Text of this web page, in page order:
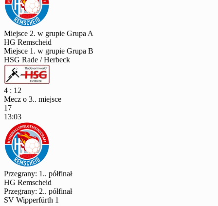
Miejsce 2. w grupie Grupa A
HG Remscheid
Miejsce 1. w grupie Grupa B
HSG Rade / Herbeck
4 : 12
Mecz o 3.. miejsce
17
13:03
Przegrany: 1.. półfinał
HG Remscheid
Przegrany: 2.. półfinał
SV Wipperfürth 1